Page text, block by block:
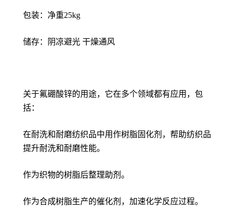
包装：净重25kg
储存：阴凉避光 干燥通风
关于氟硼酸锌的用途，它在多个领域都有应用，包
括：
在耐洗和耐磨纺织品中用作树脂固化剂，帮助纺织品
提升耐洗和耐磨性能。
作为织物的树脂后整理助剂。
作为合成树脂生产的催化剂，加速化学反应过程。